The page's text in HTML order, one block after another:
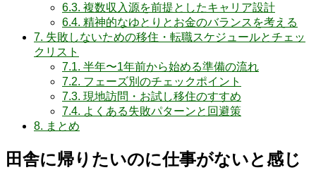
6.3. 複数収入源を前提としたキャリア設計
6.4. 精神的なゆとりとお金のバランスを考える
7. 失敗しないための移住・転職スケジュールとチェッ
クリスト
7.1. 半年〜1年前から始める準備の流れ
7.2. フェーズ別のチェックポイント
7.3. 現地訪問・お試し移住のすすめ
7.4. よくある失敗パターンと回避策
8. まとめ
田舎に帰りたいのに仕事がないと感じ